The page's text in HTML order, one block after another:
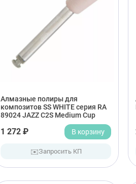
Алмазные полиры для
композитов SS WHITE серия RA
89024 JAZZ C2S Medium Cup
1 272 ₽ В корзину
✉️Запросить КП